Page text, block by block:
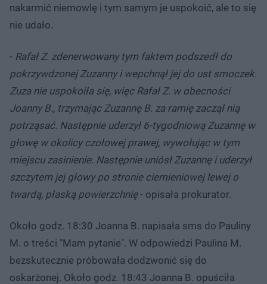
nakarmić niemowlę i tym samym je uspokoić, ale to się
nie udało.
- Rafał Z. zdenerwowany tym faktem podszedł do
pokrzywdzonej Zuzanny i wepchnął jej do ust smoczek.
Zuza nie uspokoiła się, więc Rafał Z. w obecności
Joanny B., trzymając Zuzannę B. za ramię zaczął nią
potrząsać. Następnie uderzył 6-tygodniową Zuzannę w
głowę w okolicy czołowej prawej, wywołując w tym
miejscu zasinienie. Następnie uniósł Zuzannę i uderzył
szczytem jej głowy po stronie ciemieniowej lewej o
twardą, płaską powierzchnię- opisała prokurator.
Około godz. 18:30 Joanna B. napisała sms do Pauliny
M. o treści "Mam pytanie". W odpowiedzi Paulina M.
bezskutecznie próbowała dodzwonić się do
oskarżonej. Około godz. 18:43 Joanna B. opuściła